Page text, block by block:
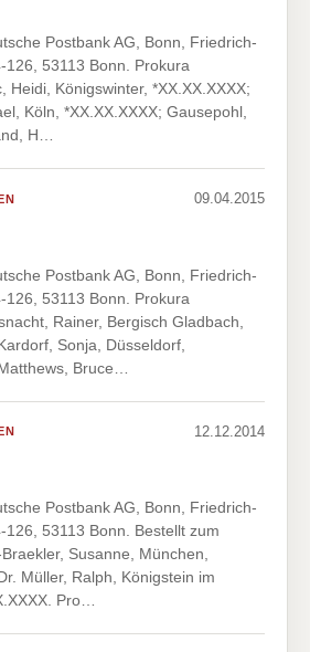
Postbank AG, Bonn, Friedrich-
126, 53113 Bonn. Prokura
Heidi, Königswinter, *XX.XX.XXXX;
Köln, *XX.XX.XXXX; Gausepohl,
H…
09.04.2015
Postbank AG, Bonn, Friedrich-
126, 53113 Bonn. Prokura
Rainer, Bergisch Gladbach,
Sonja, Düsseldorf,
Bruce…
12.12.2014
Postbank AG, Bonn, Friedrich-
126, 53113 Bonn. Bestellt zum
Susanne, München,
Müller, Ralph, Königstein im
Pro…